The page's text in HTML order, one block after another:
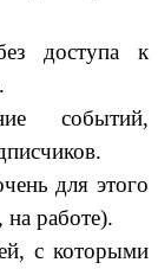
доступа к
событий,
для этого
работе).
с которыми